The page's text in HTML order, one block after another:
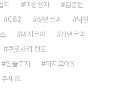
지 마왕용자
김광현
C82 청년코믹
낙원
마지코이
성년코믹
쿠로사키 렌도
앤솔로지
마지코이S
세요.